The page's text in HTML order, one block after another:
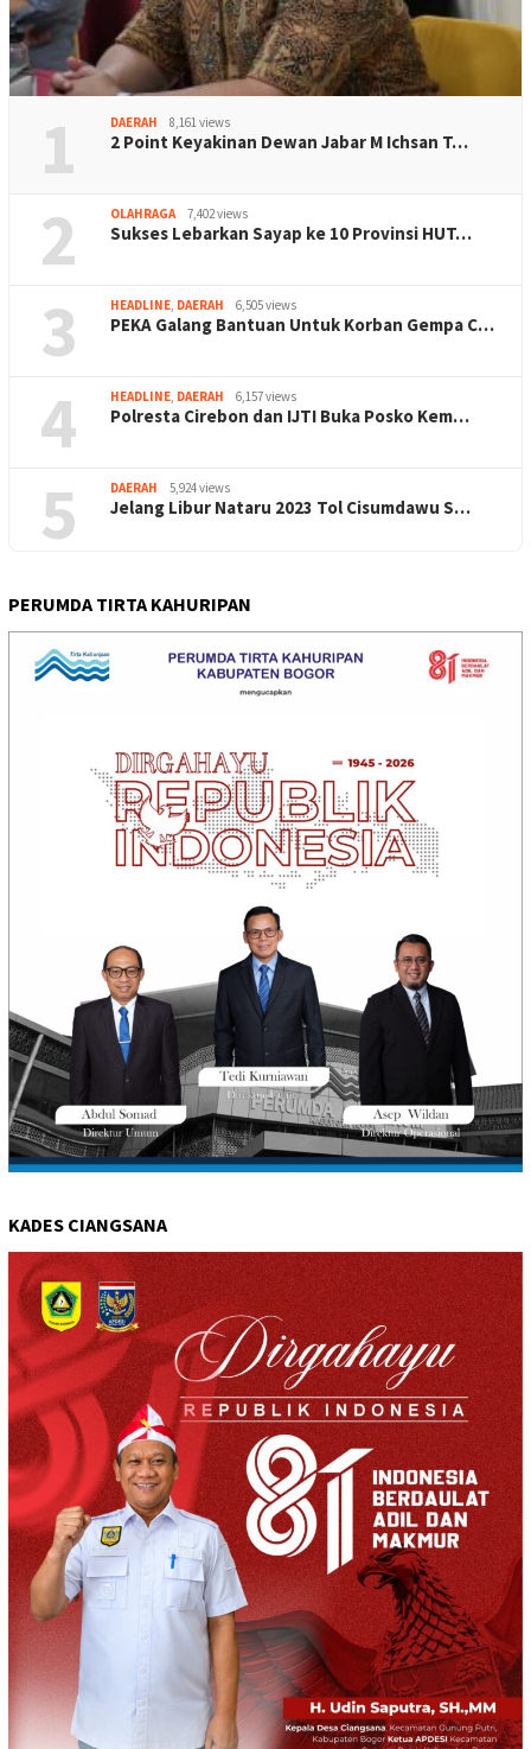
1 DAERAH 8,161 views
2 Point Keyakinan Dewan Jabar M Ichsan T…
2 OLAHRAGA 7,402 views
Sukses Lebarkan Sayap ke 10 Provinsi HUT…
3 HEADLINE, DAERAH 6,505 views
PEKA Galang Bantuan Untuk Korban Gempa C…
4 HEADLINE, DAERAH 6,157 views
Polresta Cirebon dan IJTI Buka Posko Kem…
5 DAERAH 5,924 views
Jelang Libur Nataru 2023 Tol Cisumdawu S…
PERUMDA TIRTA KAHURIPAN
KADES CIANGSANA